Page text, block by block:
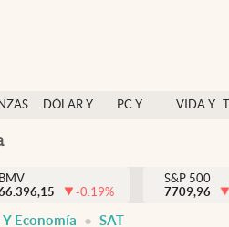
DÓLAR Y
PC Y
VIDA Y
México
BMV
-0.19%
S&P 500
7709,96
Y Economía SAT